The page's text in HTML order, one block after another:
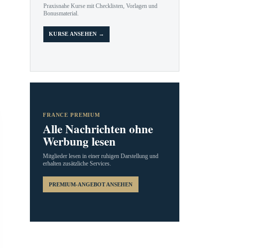
Praxisnahe Kurse mit Checklisten, Vorlagen und
Bonusmaterial.
KURSE ANSEHEN →
FRANCE PREMIUM
Alle Nachrichten ohne
Werbung lesen
Mitglieder lesen in einer ruhigen Darstellung und
erhalten zusätzliche Services.
PREMIUM-ANGEBOT ANSEHEN